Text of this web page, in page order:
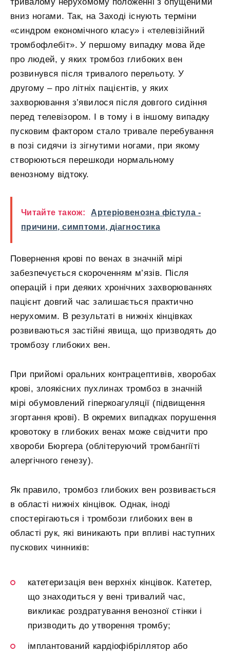
вниз ногами. Так, на Заході існують терміни
«синдром економічного класу» і «телевізійний
тромбофлебіт». У першому випадку мова йде
про людей, у яких тромбоз глибоких вен
розвинувся після тривалого перельоту. У
другому – про літніх пацієнтів, у яких
захворювання з’явилося після довгого сидіння
перед телевізором. І в тому і в іншому випадку
пусковим фактором стало тривале перебування
в позі сидячи із зігнутими ногами, при якому
створюються перешкоди нормальному
венозному відтоку.
Читайте також:
Артеріовенозна фістула -
причини, симптоми, діагностика
Повернення крові по венах в значній мірі
забезпечується скороченням м’язів. Після
операцій і при деяких хронічних захворюваннях
пацієнт довгий час залишається практично
нерухомим. В результаті в нижніх кінцівках
розвиваються застійні явища, що призводять до
тромбозу глибоких вен.
При прийомі оральних контрацептивів, хворобах
крові, злоякісних пухлинах тромбоз в значній
мірі обумовлений гіперкоагуляції (підвищення
згортання крові). В окремих випадках порушення
кровотоку в глибоких венах може свідчити про
хвороби Бюргера (облітеруючий тромбангіїті
алергічного генезу).
Як правило, тромбоз глибоких вен розвивається
в області нижніх кінцівок. Однак, іноді
спостерігаються і тромбози глибоких вен в
області рук, які виникають при впливі наступних
пускових чинників:
катетеризація вен верхніх кінцівок. Катетер,
що знаходиться у вені тривалий час,
викликає роздратування венозної стінки і
призводить до утворення тромбу;
імплантований кардіофібріллятор або